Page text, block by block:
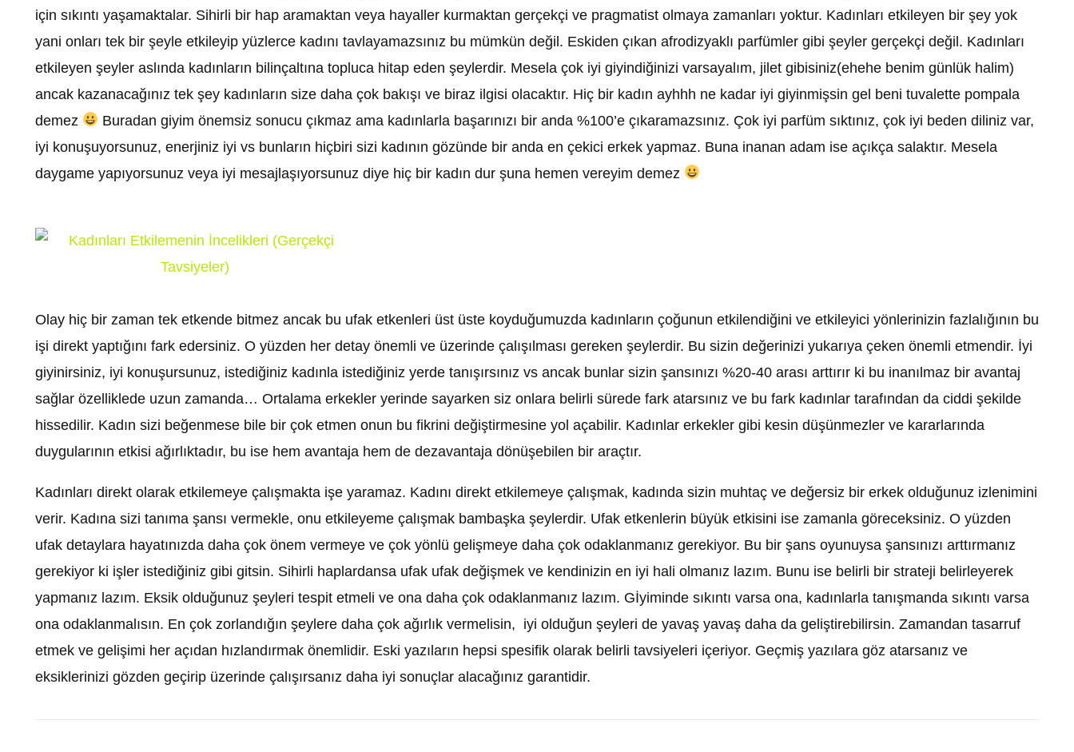
için sıkıntı yaşamaktalar. Sihirli bir hap aramaktan veya hayaller kurmaktan gerçekçi ve pragmatist olmaya zamanları yoktur. Kadınları etkileyen bir şey yok
yani onları tek bir şeyle etkileyip yüzlerce kadını tavlayamazsınız bu mümkün değil. Eskiden çıkan afrodizyaklı parfümler gibi şeyler gerçekçi değil. Kadınları
etkileyen şeyler aslında kadınların bilinçaltına topluca hitap eden şeylerdir. Mesela çok iyi giyindiğinizi varsayalım, jilet gibisiniz(ehehe benim günlük halim)
ancak kazanacağınız tek şey kadınların size daha çok bakışı ve biraz ilgisi olacaktır. Hiç bir kadın ayhhh ne kadar iyi giyinmişsin gel beni tuvalette pompala
demez
Buradan giyim önemsiz sonucu çıkmaz ama kadınlarla başarınızı bir anda %100’e çıkaramazsınız. Çok iyi parfüm sıktınız, çok iyi beden diliniz var,
iyi konuşuyorsunuz, enerjiniz iyi vs bunların hiçbiri sizi kadının gözünde bir anda en çekici erkek yapmaz. Buna inanan adam ise açıkça salaktır. Mesela
daygame yapıyorsunuz veya iyi mesajlaşıyorsunuz diye hiç bir kadın dur şuna hemen vereyim demez
Olay hiç bir zaman tek etkende bitmez ancak bu ufak etkenleri üst üste koyduğumuzda kadınların çoğunun etkilendiğini ve etkileyici yönlerinizin fazlalığının bu
işi direkt yaptığını fark edersiniz. O yüzden her detay önemli ve üzerinde çalışılması gereken şeylerdir. Bu sizin değerinizi yukarıya çeken önemli etmendir. İyi
giyinirsiniz, iyi konuşursunuz, istediğiniz kadınla istediğiniz yerde tanışırsınız vs ancak bunlar sizin şansınızı %20-40 arası arttırır ki bu inanılmaz bir avantaj
sağlar özelliklede uzun zamanda… Ortalama erkekler yerinde sayarken siz onlara belirli sürede fark atarsınız ve bu fark kadınlar tarafından da ciddi şekilde
hissedilir. Kadın sizi beğenmese bile bir çok etmen onun bu fikrini değiştirmesine yol açabilir. Kadınlar erkekler gibi kesin düşünmezler ve kararlarında
duygularının etkisi ağırlıktadır, bu ise hem avantaja hem de dezavantaja dönüşebilen bir araçtır.
Kadınları direkt olarak etkilemeye çalışmakta işe yaramaz. Kadını direkt etkilemeye çalışmak, kadında sizin muhtaç ve değersiz bir erkek olduğunuz izlenimini
verir. Kadına sizi tanıma şansı vermekle, onu etkileyeme çalışmak bambaşka şeylerdir. Ufak etkenlerin büyük etkisini ise zamanla göreceksiniz. O yüzden
ufak detaylara hayatınızda daha çok önem vermeye ve çok yönlü gelişmeye daha çok odaklanmanız gerekiyor. Bu bir şans oyunuysa şansınızı arttırmanız
gerekiyor ki işler istediğiniz gibi gitsin. Sihirli haplardansa ufak ufak değişmek ve kendinizin en iyi hali olmanız lazım. Bunu ise belirli bir strateji belirleyerek
yapmanız lazım. Eksik olduğunuz şeyleri tespit etmeli ve ona daha çok odaklanmanız lazım. Gİyiminde sıkıntı varsa ona, kadınlarla tanışmanda sıkıntı varsa
ona odaklanmalısın. En çok zorlandığın şeylere daha çok ağırlık vermelisin, iyi olduğun şeyleri de yavaş yavaş daha da geliştirebilirsin. Zamandan tasarruf
etmek ve gelişimi her açıdan hızlandırmak önemlidir. Eski yazıların hepsi spesifik olarak belirli tavsiyeleri içeriyor. Geçmiş yazılara göz atarsanız ve
eksiklerinizi gözden geçirip üzerinde çalışırsanız daha iyi sonuçlar alacağınız garantidir.